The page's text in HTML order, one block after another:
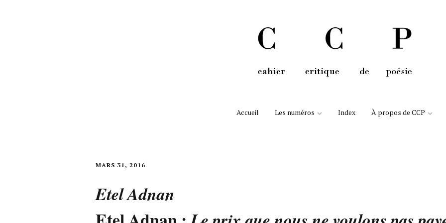
Aller au contenu
Accueil Les numéros Index À propos de CCP
MARS 31, 2016
Etel Adnan